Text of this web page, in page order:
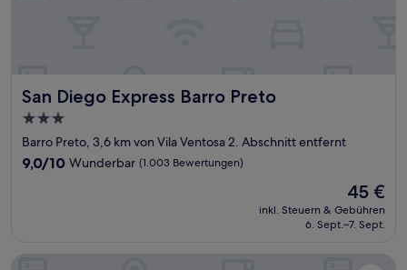
San Diego Express Barro Preto
San Diego Express Barro Preto
3.0-
Sterne-
Unterkunft
Barro Preto, 3,6 km von Vila Ventosa 2. Abschnitt entfernt
9.0
9,0/10 Wunderbar (1.003 Bewertungen)
Der
Preis
beträgt
45 €
inkl. Steuern & Gebühren
6. Sept.–7. Sept.